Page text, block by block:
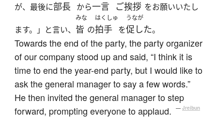
が、最後に部長 から一言 ご挨拶 をお願いいたし
ます。」と言い、
みな
皆 の
はくしゅ
拍手 を
うなが
促した。
Towards the end of the party, the party organizer
of our company stood up and said, “I think it is
time to end the year-end party, but I would like to
ask the general manager to say a few words.”
He then invited the general manager to step
forward, prompting everyone to applaud.
— Jreibun